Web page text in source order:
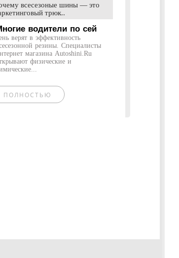
всесезоные шины — это
трюк..
водители по сей
верят в эффективность
резины. Специалисты
магазина Autoshini.Ru
физические и
ПОЛНОСТЬЮ